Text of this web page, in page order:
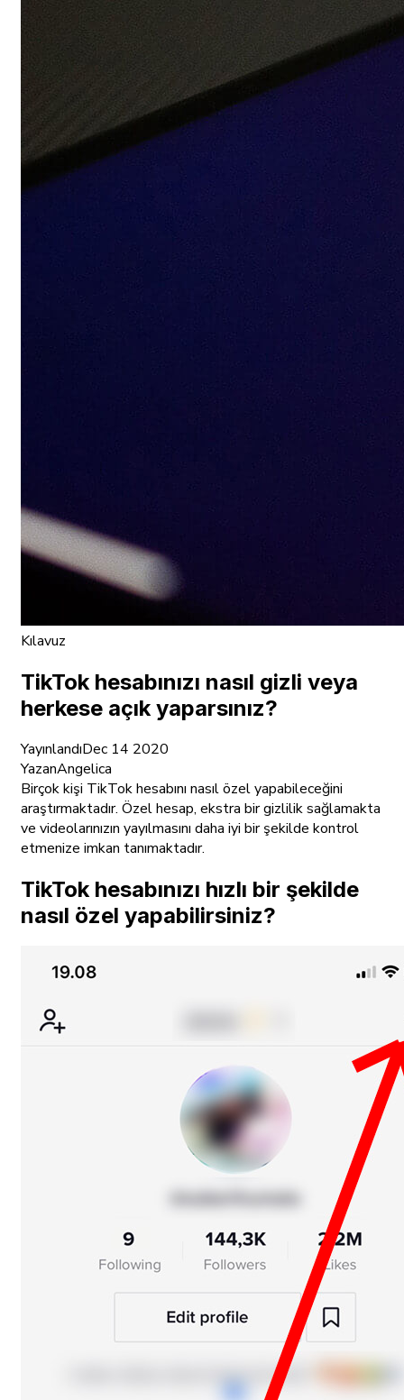
Kılavuz
TikTok hesabınızı nasıl gizli veya
herkese açık yaparsınız?
YayınlandıDec 14 2020
YazanAngelica
Birçok kişi TikTok hesabını nasıl özel yapabileceğini
araştırmaktadır. Özel hesap, ekstra bir gizlilik sağlamakta
ve videolarınızın yayılmasını daha iyi bir şekilde kontrol
etmenize imkan tanımaktadır.
TikTok hesabınızı hızlı bir şekilde
nasıl özel yapabilirsiniz?